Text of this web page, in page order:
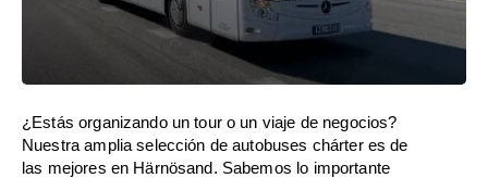
¿Estás organizando un tour o un viaje de negocios?
Nuestra amplia selección de autobuses chárter es de
las mejores en Härnösand. Sabemos lo importante